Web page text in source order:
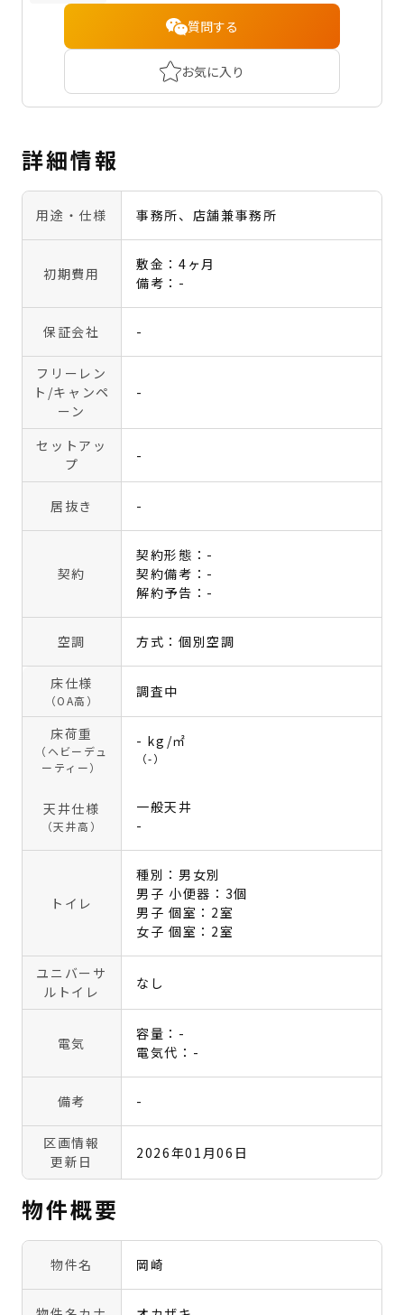
質問する
お気に入り
詳細情報
用途・仕様 事務所、店舗兼事務所
初期費用
敷金：4ヶ月
備考：-
保証会社 -
フリーレン
ト /キャンペ
ーン
-
セットアッ
プ
-
居抜き -
契約
契約形態：-
契約備考：-
解約予告：-
空調 方式：個別空調
床仕様
（OA高）
調査中
床荷重
（ヘビーデュ
ーティー）
- kg/㎡
（-）
天井仕様
（天井高）
一般天井
-
トイレ
種別：男女別
男子 小便器：3個
男子 個室：2室
女子 個室：2室
ユニバーサ
ルトイレ
なし
電気
容量：-
電気代：-
備考 -
区画情報
更新日
2026年01月06日
物件概要
物件名 岡崎